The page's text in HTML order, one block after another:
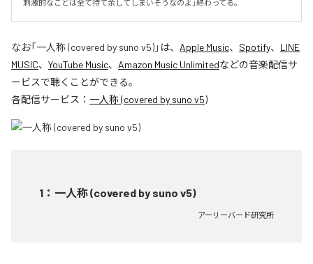
刺激的なことは全て持て余してしまいそうなのよ」終わってる。
なお「一人称 (covered by suno v5)」は、 Apple Music、 Spotify、 LINE
MUSIC、 YouTube Music、 Amazon Music Unlimitedなどの音楽配信サ
ービスで聴くことができる。
各配信サービス： 一人称 (covered by suno v5)
1 ： 一人称 (covered by suno v5)
アーリーバード研究所